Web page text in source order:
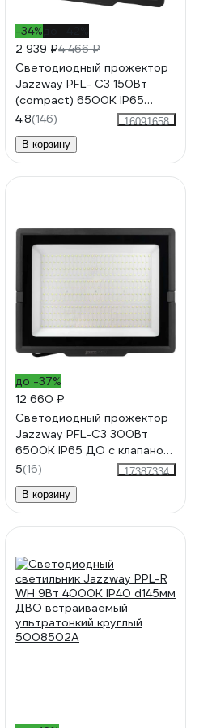
-34%
2 939 ₽4 466 ₽
Светодиодный прожектор
Jazzway PFL- C3 150Вт
(compact) 6500K IP65
закаленное прозрачное
стекло 5023642A
4.8(146)
16091658
В корзину
до -37%
12 660 ₽
Светодиодный прожектор
Jazzway PFL-C3 300Вт
6500К IP65 ДО с клапаном
закаленное прозрачное
стекло 5032156
5(16)
17387334
В корзину